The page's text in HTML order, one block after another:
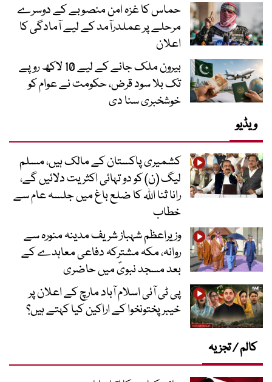
حماس کا غزہ امن منصوبے کے دوسرے
مرحلے پر عملدرآمد کے لیے آمادگی کا
اعلان
بیرون ملک جانے کے لیے 10 لاکھ روپے
تک بلا سود قرض، حکومت نے عوام کو
خوشخبری سنا دی
ویڈیو
کشمیری پاکستان کے مالک ہیں، مسلم
لیگ (ن) کو دو تہائی اکثریت دلائیں گے،
رانا ثنا اللہ کا ضلع باغ میں جلسہ عام سے
خطاب
وزیراعظم شہباز شریف مدینہ منورہ سے
روانہ، مکہ مشترکہ دفاعی معاہدے کے
بعد مسجد نبویؐ میں حاضری
پی ٹی آئی اسلام آباد مارچ کے اعلان پر
خیبر پختونخوا کے اراکین کیا کہتے ہیں؟
کالم / تجزیہ